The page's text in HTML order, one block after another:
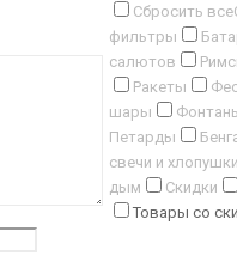
Сбросить все
фильтры
салютов
Ракеты
шары
Петарды
свечи и
дым
Скидки
Товары со